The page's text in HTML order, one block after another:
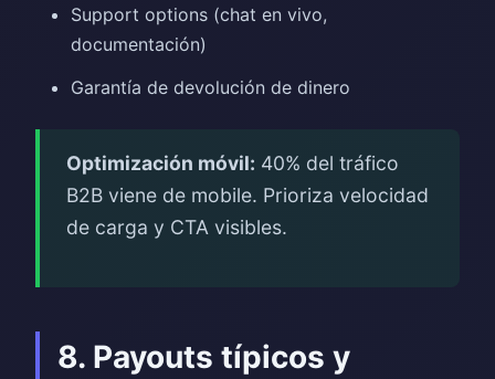
Support options (chat en vivo,
documentación)
Garantía de devolución de dinero
Optimización móvil: 40% del tráfico
B2B viene de mobile. Prioriza velocidad
de carga y CTA visibles.
8. Payouts típicos y